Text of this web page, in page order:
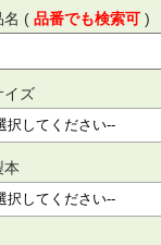
名 ( 品番でも検索可 )
イズ
本